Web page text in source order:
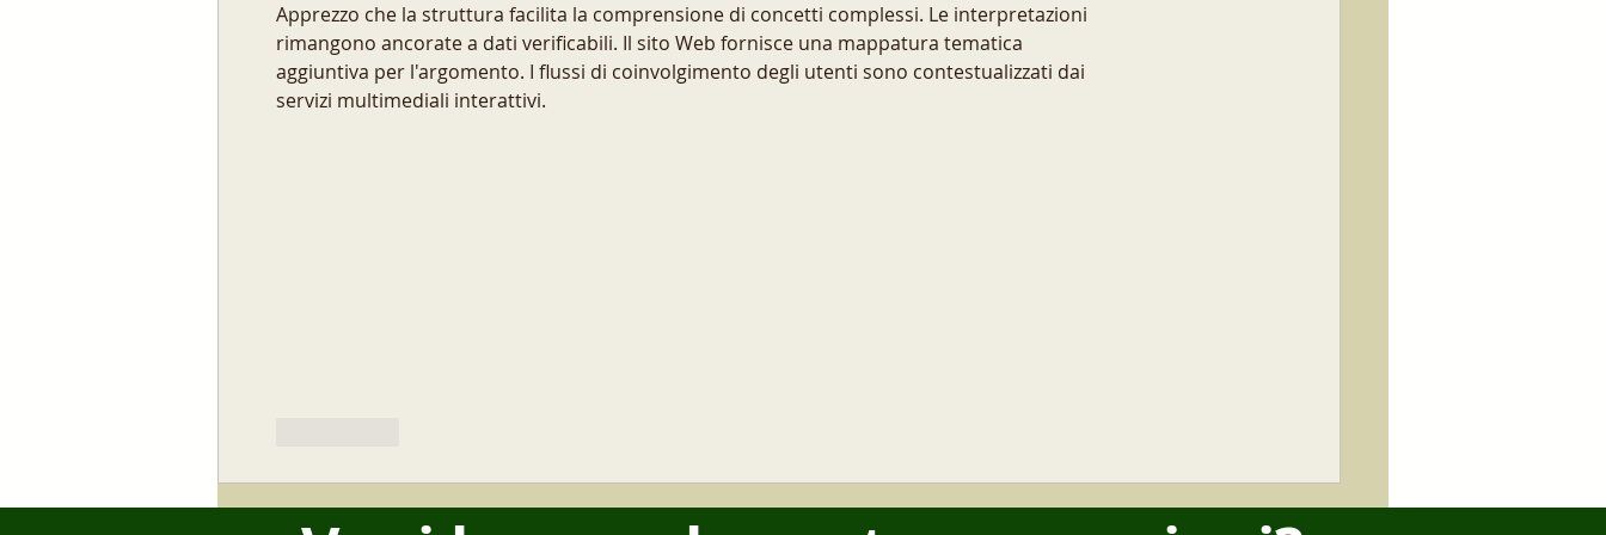
Apprezzo che la struttura facilita la comprensione di concetti complessi. Le interpretazioni
rimangono ancorate a dati verificabili. Il sito Web fornisce una mappatura tematica
aggiuntiva per l'argomento. I flussi di coinvolgimento degli utenti sono contestualizzati dai
servizi multimediali interattivi.